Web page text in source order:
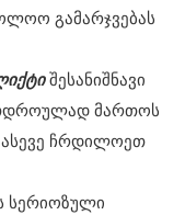
გამარჯვებას
შესანიშნავი
მართოს
ჩრდილოეთ
სერიოზული